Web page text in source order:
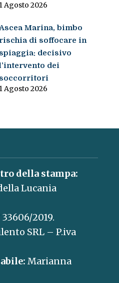
1 Agosto 2026
Marina, bimbo
di soffocare in
spiaggia: decisivo
dei
soccorritori
1 Agosto 2026
della stampa:
Lucania
33606/2019.
SRL – P.iva
Marianna